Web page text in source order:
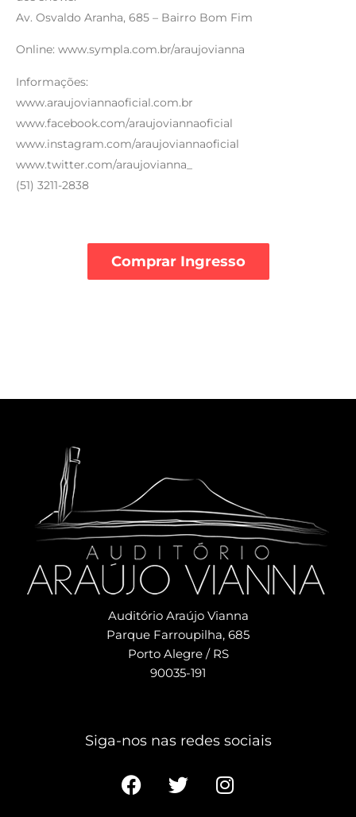
Av. Osvaldo Aranha, 685 – Bairro Bom Fim
Online: www.sympla.com.br/araujovianna
Informações:
www.araujoviannaoficial.com.br
www.facebook.com/araujoviannaoficial
www.instagram.com/araujoviannaoficial
www.twitter.com/araujovianna_
(51) 3211-2838
Comprar Ingresso
Auditório Araújo Vianna
Parque Farroupilha, 685
Porto Alegre / RS
90035-191
Siga-nos nas redes sociais​